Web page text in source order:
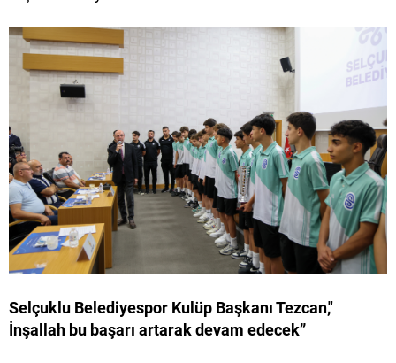
Selçuklu Belediyespor Kulüp Başkanı Tezcan,"
İnşallah bu başarı artarak devam edecek”